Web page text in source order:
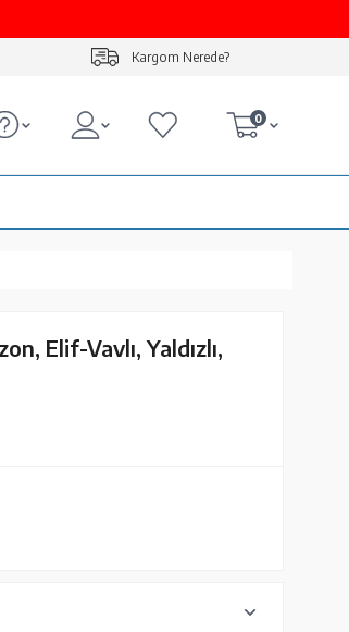
Kargom Nerede?
0
Elif-Vavlı, Yaldızlı,